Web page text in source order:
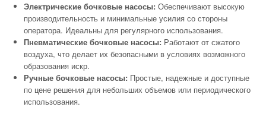
Электрические бочковые насосы: Обеспечивают высокую
производительность и минимальные усилия со стороны
оператора. Идеальны для регулярного использования.
Пневматические бочковые насосы: Работают от сжатого
воздуха, что делает их безопасными в условиях возможного
образования искр.
Ручные бочковые насосы: Простые, надежные и доступные
по цене решения для небольших объемов или периодического
использования.